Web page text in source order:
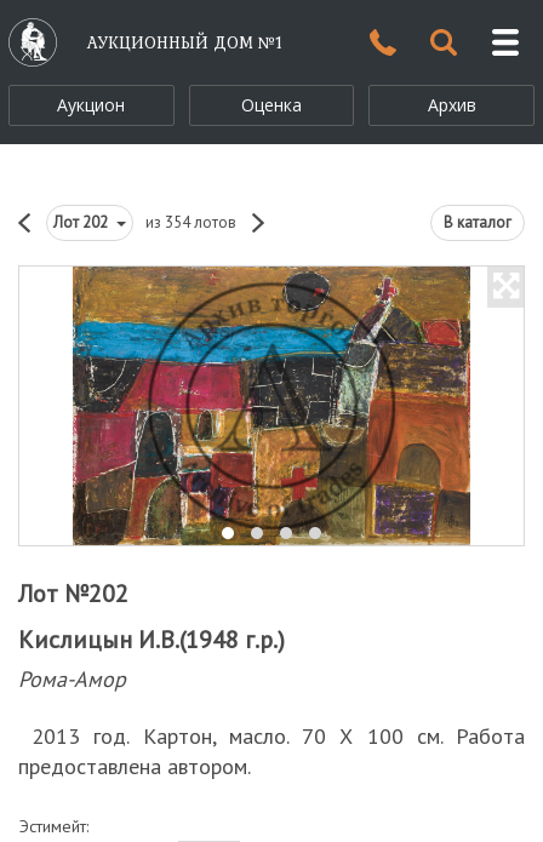
АУКЦИОННЫЙ ДОМ №1
Аукцион Оценка Архив
Лот202 из 354 лотов В каталог
Лот №202
Кислицын И.В.(1948 г.р.)
Рома-Амор
2013 год. Картон, масло. 70 Х 100 см. Работа
предоставлена автором.
Эстимейт: